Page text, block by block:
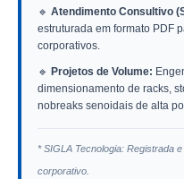
🔹 Atendimento Consultivo
estruturada em formato PDF
corporativos.
🔹 Projetos de Volume:
dimensionamento de racks,
nobreaks senoidais de alta
* SIGLA Tecnologia: Registrada
corporativo.